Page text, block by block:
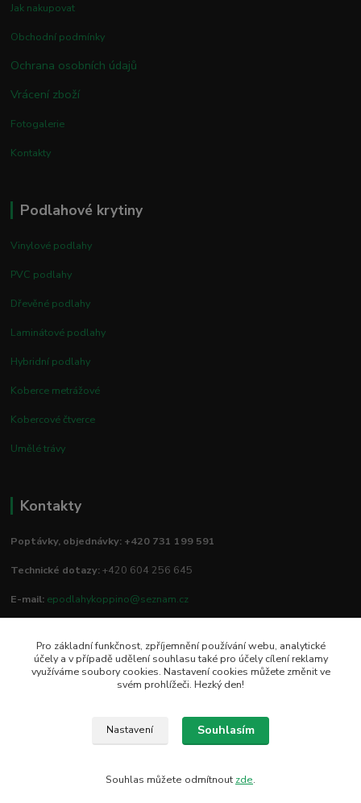
Jak nakupovat
Obchodní podmínky
Ochrana osobních údajů
Vrácení zboží
Fotogalerie
Kontakty
Podlahové krytiny
Vinylové podlahy
PVC podlahy
Dřevěné podlahy
Laminátové podlahy
Hybridní podlahy
Koberce metrážové
Kobercové čtverce
Umělé trávy
Kontakty
Poptávky, objednávky: +420 731 199 591
Technické dotazy:+420 604 256 645
E-mail: epodlahykoppino@seznam.cz
Prodejna/vzorkovna:
Studio Podlah
Mírové náměstí 16/15
Pro základní funkčnost, zpříjemnění používání webu, analytické
účely a v případě udělení souhlasu také pro účely cílení reklamy
využíváme soubory cookies. Nastavení cookies můžete změnit ve
svém prohlížeči. Hezký den!
Nastavení Souhlasím
Souhlas můžete odmítnout zde.